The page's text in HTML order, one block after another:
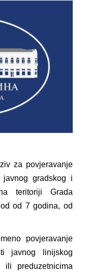
MJESEČNI
U STANjU
VLASNIKA I
- Gojko
za novčanu
pribora
za povjeravanje
javnog gradskog i
teritoriji Grada
od 7 godina, od
povjeravanje
javnog linijskog
ili preduzetnicima